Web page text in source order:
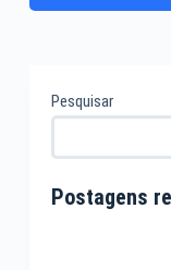
Pesquisar
Postagens